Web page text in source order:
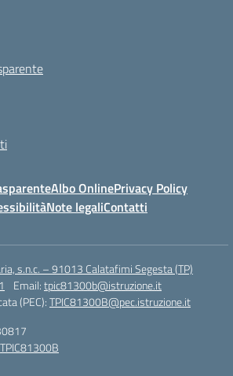
Albo OnlinePrivacy Policy
Note legaliContatti
s.n.c. – 91013 Calatafimi Segesta (TP)
Email:tpic81300b@istruzione.it
(PEC):TPIC81300B@pec.istruzione.it
TPIC81300B